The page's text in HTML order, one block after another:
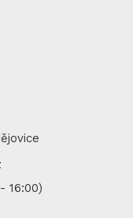
16:00)